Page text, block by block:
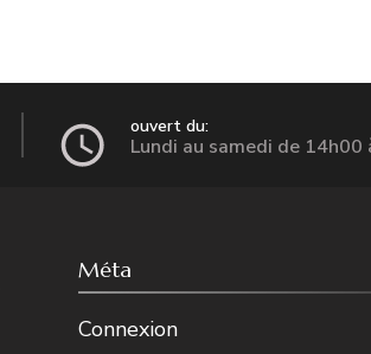
ouvert du:
Lundi au samedi de 14h00
Méta
Connexion